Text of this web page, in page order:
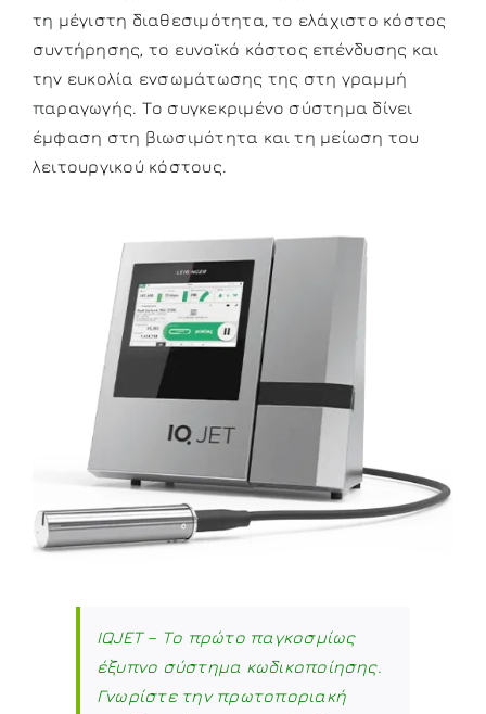
τη μέγιστη διαθεσιμότητα, το ελάχιστο κόστος
συντήρησης, το ευνοϊκό κόστος επένδυσης και
την ευκολία ενσωμάτωσης της στη γραμμή
παραγωγής. Το συγκεκριμένο σύστημα δίνει
έμφαση στη βιωσιμότητα και τη μείωση του
λειτουργικού κόστους.
IQJET – Το πρώτο παγκοσμίως
έξυπνο σύστημα κωδικοποίησης.
Γνωρίστε την πρωτοποριακή